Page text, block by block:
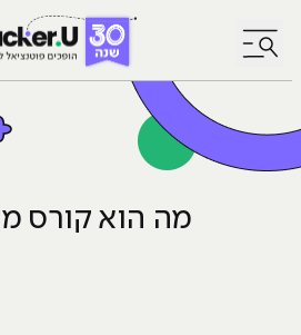
לחץ לפתיחת/סגירת תפריט
מה הוא קורס